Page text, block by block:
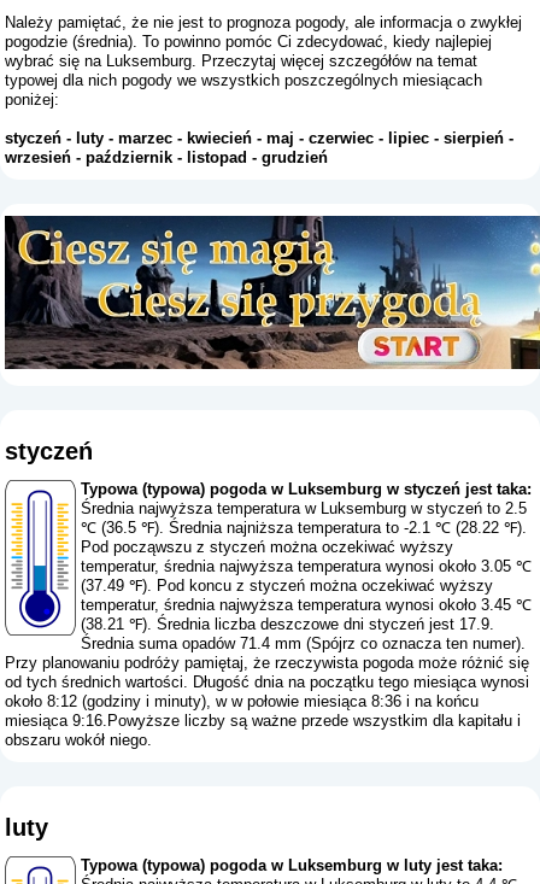
Należy pamiętać, że nie jest to prognoza pogody, ale informacja o zwykłej
pogodzie (średnia). To powinno pomóc Ci zdecydować, kiedy najlepiej
wybrać się na Luksemburg. Przeczytaj więcej szczegółów na temat
typowej dla nich pogody we wszystkich poszczególnych miesiącach
poniżej:
styczeń -luty -marzec -kwiecień -maj -czerwiec -lipiec -sierpień -
wrzesień -październik -listopad -grudzień
styczeń
Typowa (typowa) pogoda w Luksemburg w styczeń jest taka:
Średnia najwyższa temperatura w Luksemburg w styczeń to 2.5
℃ (36.5 ℉). Średnia najniższa temperatura to -2.1 ℃ (28.22 ℉).
Pod począwszu z styczeń można oczekiwać wyższy
temperatur, średnia najwyższa temperatura wynosi około 3.05 ℃
(37.49 ℉). Pod koncu z styczeń można oczekiwać wyższy
temperatur, średnia najwyższa temperatura wynosi około 3.45 ℃
(38.21 ℉). Średnia liczba deszczowe dni styczeń jest 17.9.
Średnia suma opadów 71.4 mm (Spójrz co oznacza ten numer).
Przy planowaniu podróży pamiętaj, że rzeczywista pogoda może różnić się
od tych średnich wartości. Długość dnia na początku tego miesiąca wynosi
około 8:12 (godziny i minuty), w w połowie miesiąca 8:36 i na końcu
miesiąca 9:16.Powyższe liczby są ważne przede wszystkim dla kapitału i
obszaru wokół niego.
luty
Typowa (typowa) pogoda w Luksemburg w luty jest taka: